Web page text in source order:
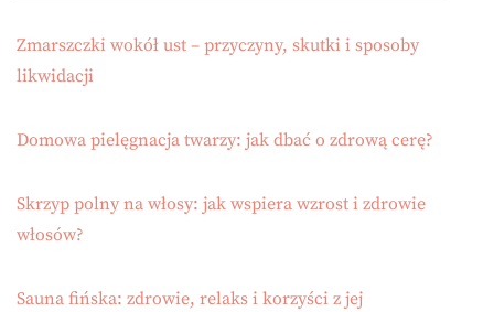
Zmarszczki wokół ust – przyczyny, skutki i sposoby
likwidacji
Domowa pielęgnacja twarzy: jak dbać o zdrową cerę?
Skrzyp polny na włosy: jak wspiera wzrost i zdrowie
włosów?
Sauna fińska: zdrowie, relaks i korzyści z jej